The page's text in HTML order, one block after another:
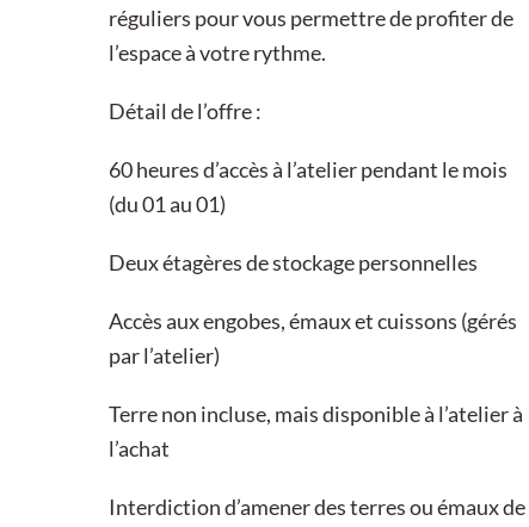
réguliers pour vous permettre de profiter de
l’espace à votre rythme.
Détail de l’offre :
60 heures d’accès à l’atelier pendant le mois
(du 01 au 01)
Deux étagères de stockage personnelles
Accès aux engobes, émaux et cuissons (gérés
par l’atelier)
Terre non incluse, mais disponible à l’atelier à
l’achat
Interdiction d’amener des terres ou émaux de